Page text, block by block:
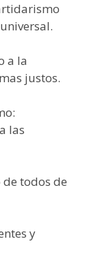
a la
justos.
las
todos de
y